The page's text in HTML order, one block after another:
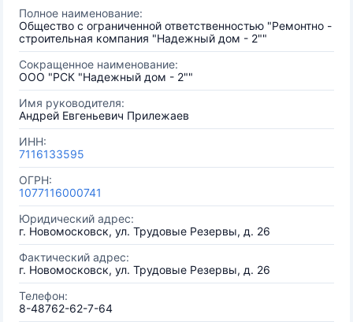
Полное наименование:
Общество с ограниченной ответственностью "Ремонтно -
строительная компания "Надежный дом - 2""
Сокращенное наименование:
ООО "РСК "Надежный дом - 2""
Имя руководителя:
Андрей Евгеньевич Прилежаев
ИНН:
7116133595
ОГРН:
1077116000741
Юридический адрес:
г. Новомосковск, ул. Трудовые Резервы, д. 26
Фактический адрес:
г. Новомосковск, ул. Трудовые Резервы, д. 26
Телефон:
8-48762-62-7-64